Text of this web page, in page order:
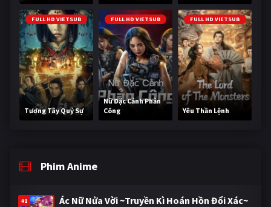
FULL HD VIETSUB
Tương Tây Quỷ Sự
FULL HD VIETSUB
Nữ Đặc Cảnh Phản
Công
FULL HD VIETSUB
Yêu Thần Lệnh
Phim Anime
#1 Ác Nữ Nửa Vời ~Truyền Kì Hoán Hồn Đổi Xác~